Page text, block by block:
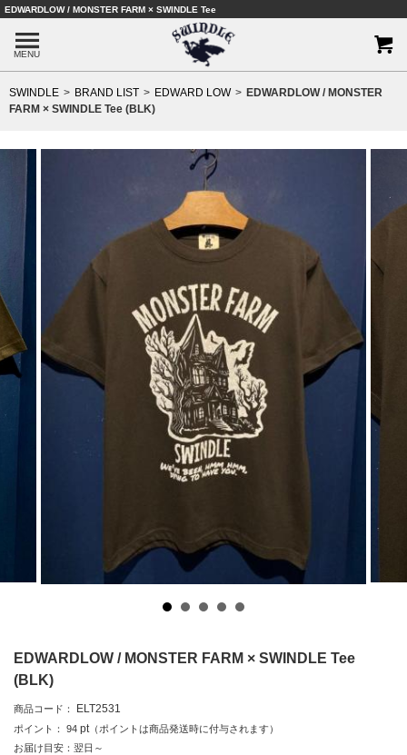
EDWARDLOW / MONSTER FARM × SWINDLE Tee
MENU
SWINDLE BRAND LIST EDWARD LOW
EDWARDLOW / MONSTER
FARM × SWINDLE Tee (BLK)
EDWARDLOW / MONSTER FARM × SWINDLE Tee
(BLK)
商品コード： ELT2531
ポイント： 94 pt （ポイントは商品発送時に付与されます）
お届け目安：翌日～